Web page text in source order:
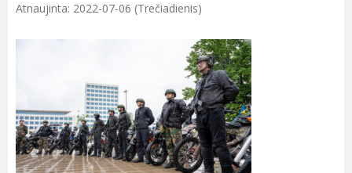
Atnaujinta: 2022-07-06 (Trečiadienis)